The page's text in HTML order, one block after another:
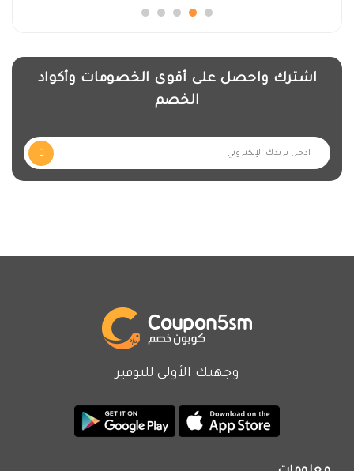
يقدم الملابس النسائية الانيقة ذات الجودة العالية
والمتواكبة مع أحدث صيحات الموضة العالمية.
يهتم تطبيق شيك بوينت بتقديم كل ما يخص الأم
والطفل منذ رحلة الطفولة وحتى مرحلة المراهقة، بأفضل
خدمات الشحن السريع داخل المملكة وجميع دول
الحصول على خصومات شيك بوينت الإضافية عند
استخدام كود خصم تطبيق شيك بوينت بمجرد تفعيل
المستمرة والتي تصل إلى
90%، وسوف تحصل على خصم
اضافي يصل الى 12% عندما تستخدم
كوبون شيك بوينت
اشترك واحصل على أقوى الخصومات وأكواد
الخصم
وجهتك الأولى للتوفير